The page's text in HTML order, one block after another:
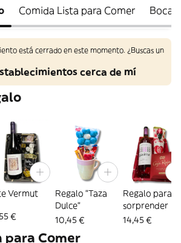
Comida Lista para Comer
está cerrado en este momento. ¿Buscas un
cerca de mí
Vermut
€
Regalo "Taza
Dulce"
10,45 €
Regalo para
sorprender
14,45 €
para Comer